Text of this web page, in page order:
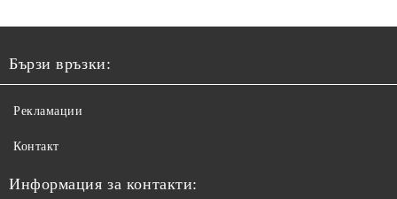
Бързи връзки:
Рекламации
Контакт
Информация за контакти: